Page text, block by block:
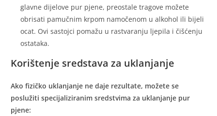
glavne dijelove pur pjene, preostale tragove možete
obrisati pamučnim krpom namočenom u alkohol ili bijeli
ocat. Ovi sastojci pomažu u rastvaranju ljepila i čišćenju
ostataka.
Korištenje sredstava za uklanjanje
Ako fizičko uklanjanje ne daje rezultate, možete se
poslužiti specijaliziranim sredstvima za uklanjanje pur
pjene: